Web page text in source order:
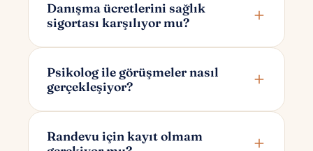
Danışma ücretlerini sağlık
sigortası karşılıyor mu?
sunmaktadır; bu nedenle ücretler sağlık
sigortaları tarafından karşılanmamaktadır.
Psikolog ile görüşmeler nasıl
gerçekleşiyor?
üzerinden yapılır. Randevunuzu
Randevu için kayıt olmam